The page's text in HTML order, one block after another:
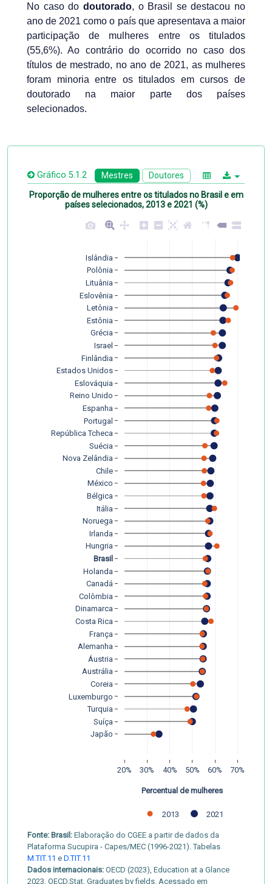
No caso do doutorado, o Brasil se destacou no
ano de 2021 como o país que apresentava a maior
participação de mulheres entre os titulados
(55,6%). Ao contrário do ocorrido no caso dos
títulos de mestrado, no ano de 2021, as mulheres
foram minoria entre os titulados em cursos de
doutorado na maior parte dos países
selecionados.
Gráfico 5.1.2 Mestres Doutores
Proporção de mulheres entre os titulados no Brasil e em
países selecionados, 2013 e 2021 (%)
20% 30% 40% 50% 60% 70%
Japão
Suíça
Turquia
Luxemburgo
Coreia
Austrália
Áustria
Alemanha
França
Costa Rica
Dinamarca
Colômbia
Canadá
Holanda
Brasil
Hungria
Irlanda
Noruega
Itália
Bélgica
México
Chile
Nova Zelândia
Suécia
República Tcheca
Portugal
Espanha
Reino Unido
Eslováquia
Estados Unidos
Finlândia
Israel
Grécia
Estônia
Letônia
Eslovênia
Lituânia
Polônia
Islândia
2013 2021
Percentual de mulheres
Fonte: Brasil: Elaboração do CGEE a partir de dados da
Plataforma Sucupira - Capes/MEC (1996-2021). Tabelas
M.TIT.11 e D.TIT.11
Dados internacionais: OECD (2023), Education at a Glance
2023, OECD.Stat, Graduates by fields. Acessado em